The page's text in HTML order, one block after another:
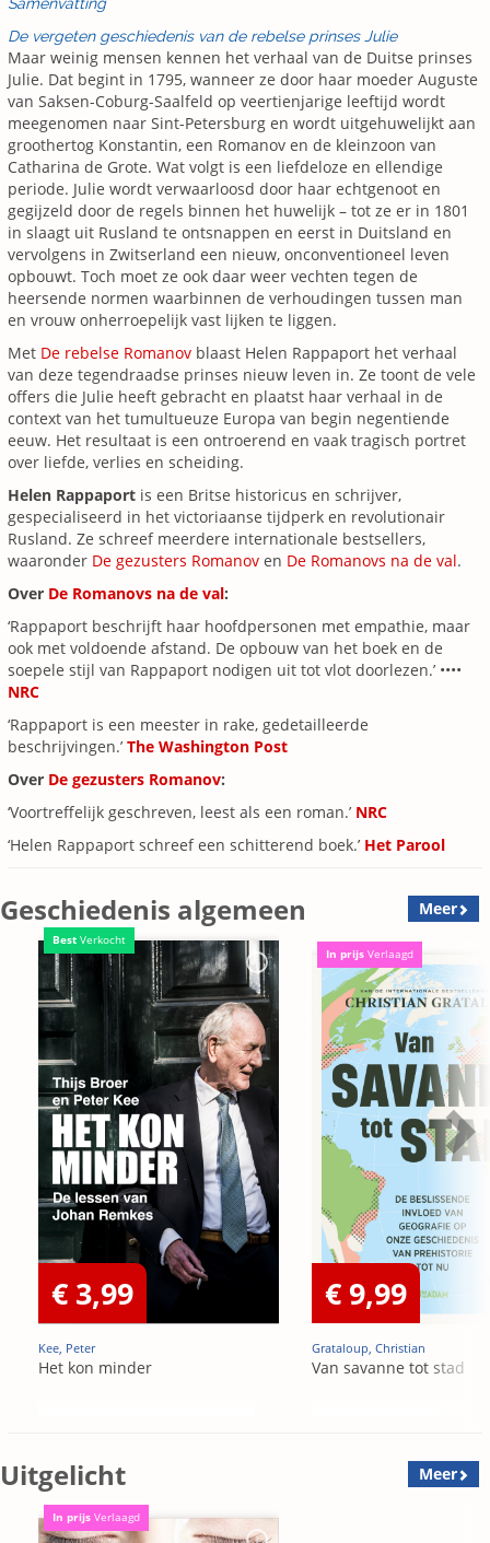
Samenvatting
De vergeten geschiedenis van de rebelse prinses Julie
Maar weinig mensen kennen het verhaal van de Duitse prinses
Julie. Dat begint in 1795, wanneer ze door haar moeder Auguste
van Saksen-Coburg-Saalfeld op veertienjarige leeftijd wordt
meegenomen naar Sint-Petersburg en wordt uitgehuwelijkt aan
groothertog Konstantin, een Romanov en de kleinzoon van
Catharina de Grote. Wat volgt is een liefdeloze en ellendige
periode. Julie wordt verwaarloosd door haar echtgenoot en
gegijzeld door de regels binnen het huwelijk – tot ze er in 1801
in slaagt uit Rusland te ontsnappen en eerst in Duitsland en
vervolgens in Zwitserland een nieuw, onconventioneel leven
opbouwt. Toch moet ze ook daar weer vechten tegen de
heersende normen waarbinnen de verhoudingen tussen man
en vrouw onherroepelijk vast lijken te liggen.
Met De rebelse Romanov blaast Helen Rappaport het verhaal
van deze tegendraadse prinses nieuw leven in. Ze toont de vele
offers die Julie heeft gebracht en plaatst haar verhaal in de
context van het tumultueuze Europa van begin negentiende
eeuw. Het resultaat is een ontroerend en vaak tragisch portret
over liefde, verlies en scheiding.
Helen Rappaport is een Britse historicus en schrijver,
gespecialiseerd in het victoriaanse tijdperk en revolutionair
Rusland. Ze schreef meerdere internationale bestsellers,
waaronder De gezusters Romanov en De Romanovs na de val.
Over De Romanovs na de val:
‘Rappaport beschrijft haar hoofdpersonen met empathie, maar
ook met voldoende afstand. De opbouw van het boek en de
soepele stijl van Rappaport nodigen uit tot vlot doorlezen.’ ••••
NRC
‘Rappaport is een meester in rake, gedetailleerde
beschrijvingen.’ The Washington Post
Over De gezusters Romanov:
‘Voortreffelijk geschreven, leest als een roman.’ NRC
‘Helen Rappaport schreef een schitterend boek.’ Het Parool
Geschiedenis algemeen Meer
Best Verkocht
€ 3,99
Kee, Peter
Het kon minder
In prijs Verlaagd
€ 9,99
Grataloup, Christian
Van savanne tot stad
Uitgelicht Meer
In prijs Verlaagd